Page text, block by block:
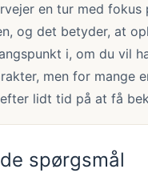
en tur med
og det betyder, at
i, om du vil
men for mange
lidt tid på at få
spørgsmål